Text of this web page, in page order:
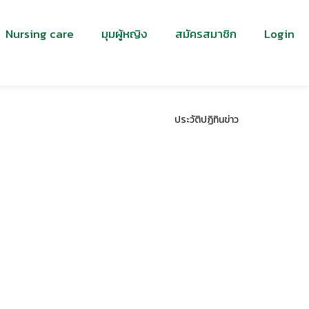
Nursing care มุมผู้หญิง สมัครสมาชิก Login
ประวัติปฏิทินข่าว